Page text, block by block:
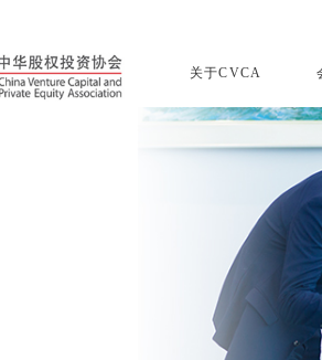
关于CVCA